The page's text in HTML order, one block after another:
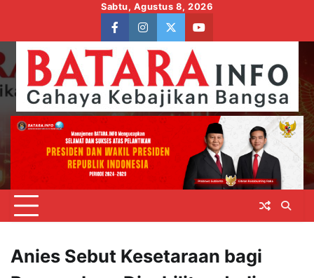
content
Sabtu, Agustus 8, 2026
facebookinstagram
twitteryoutube
Anies Sebut Kesetaraan bagi